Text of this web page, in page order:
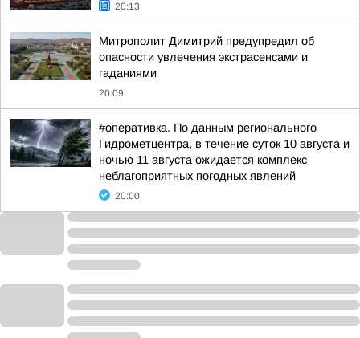
20:13
Митрополит Димитрий предупредил об
опасности увлечения экстрасенсами и
гаданиями
20:09
#оперативка. По данным регионального
Гидрометцентра, в течение суток 10 августа и
ночью 11 августа ожидается комплекс
неблагоприятных погодных явлений
20:00